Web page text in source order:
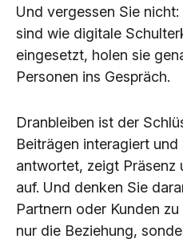
Und vergessen Sie
sind wie digitale
eingesetzt, holen sie
Personen ins Gespräch.
Dranbleiben ist der
Beiträgen interagiert
antwortet, zeigt Präsenz
auf. Und denken Sie
Partnern oder Kunden
nur die Beziehung,